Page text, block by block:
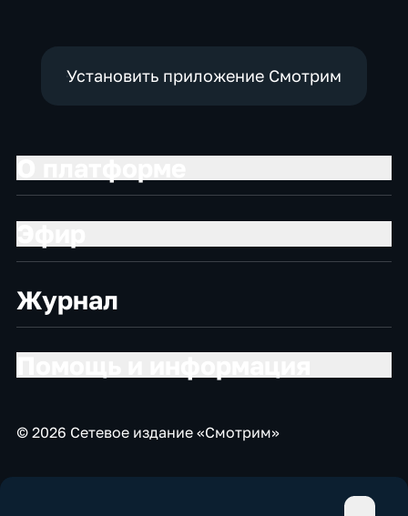
Установить приложение Смотрим
Журнал
© 2026 Сетевое издание «Смотрим»